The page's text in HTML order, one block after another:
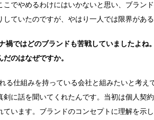
こでやめるわけにはいかないと思い、ブラン
していたのですが、やはり一人では限界があ
禍ではどのブランドも苦戦していましたよ
だのはなぜですか。
る仕組みを持っている会社と組みたいと考
剣に話を聞いてくれたんです。当初は個人契
ています。ブランドのコンセプトに理解を示